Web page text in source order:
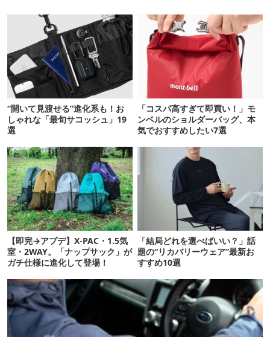
“開いて見渡せる”進化系も！お
しゃれな「最旬サコッシュ」19
選
「コスパ高すぎて即買い！」モ
ンベルのショルダーバッグ、本
気でおすすめしたい7選
【即完→アプデ】X-PAC・1.5気
室・2WAY。「ナップサック」が
ガチ仕様に進化して登場！
「結局どれを選べばいい？」話
題の“リカバリーウェア”最新お
すすめ10選